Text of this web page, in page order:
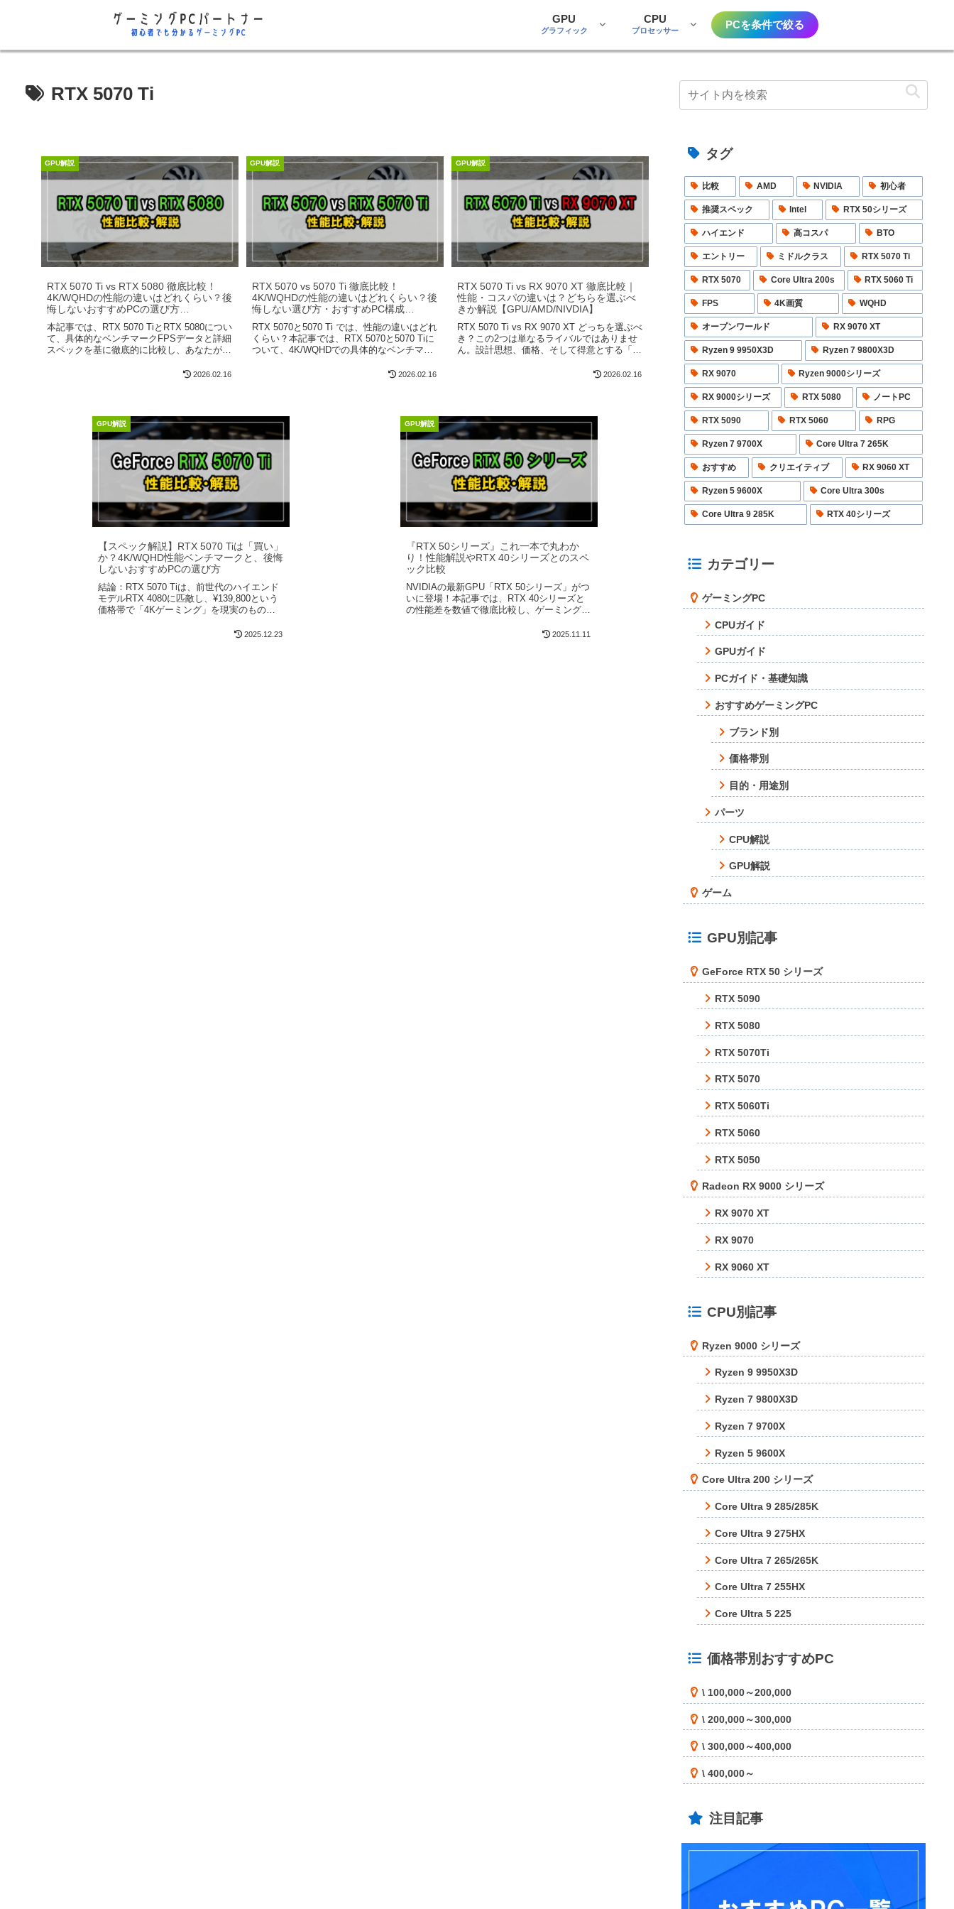
GPU
グラフィック
CPU
プロセッサー PCを条件で絞る
RTX 5070 Ti
GPU解説
RTX 5070 Ti vs RTX 5080 徹底比較！
4K/WQHDの性能の違いはどれくらい？後
悔しないおすすめPCの選び方
【GPU/NVIDIA】
本記事では、RTX 5070 TiとRTX 5080につい
て、具体的なベンチマークFPSデータと詳細
スペックを基に徹底的に比較し、あなたが求
どちらなのかを明確に解説します。2026.02.16
GPU解説
RTX 5070 vs 5070 Ti 徹底比較！
4K/WQHDの性能の違いはどれくらい？後
悔しない選び方・おすすめPC構成
【GPU/NVIDIA】
RTX 5070と5070 Ti では、性能の違いはどれ
くらい？本記事では、RTX 5070と5070 Tiに
ついて、4K/WQHDでの具体的なベンチマー
2026.02.16
GPU解説
RTX 5070 Ti vs RX 9070 XT 徹底比較｜
性能・コスパの違いは？どちらを選ぶべ
きか解説【GPU/AMD/NIVDIA】
RTX 5070 Ti vs RX 9070 XT どっちを選ぶべ
き？この2つは単なるライバルではありませ
ん。設計思想、価格、そして得意とする「最
2026.02.16
GPU解説
【スペック解説】RTX 5070 Tiは「買い」
か？4K/WQHD性能ベンチマークと、後悔
しないおすすめPCの選び方
結論：RTX 5070 Tiは、前世代のハイエンド
モデルRTX 4080に匹敵し、¥139,800という
価格帯で「4Kゲーミング」を現実のものと
2025.12.23
GPU解説
『RTX 50シリーズ』これ一本で丸わか
り！性能解説やRTX 40シリーズとのスペ
ック比較
NVIDIAの最新GPU「RTX 50シリーズ」がつ
いに登場！本記事では、RTX 40シリーズと
の性能差を数値で徹底比較し、ゲーミングや
2025.11.11
タグ
比較 AMD NVIDIA 初心者
推奨スペック Intel RTX 50シリーズ
ハイエンド 高コスパ BTO
エントリー ミドルクラス RTX 5070 Ti
RTX 5070 Core Ultra 200s RTX 5060 Ti
FPS 4K画質 WQHD
オープンワールド RX 9070 XT
Ryzen 9 9950X3D Ryzen 7 9800X3D
RX 9070 Ryzen 9000シリーズ
RX 9000シリーズ RTX 5080 ノートPC
RTX 5090 RTX 5060 RPG
Ryzen 7 9700X Core Ultra 7 265K
おすすめ クリエイティブ RX 9060 XT
Ryzen 5 9600X Core Ultra 300s
Core Ultra 9 285K RTX 40シリーズ
カテゴリー
ゲーミングPC
CPUガイド
GPUガイド
PCガイド・基礎知識
おすすめゲーミングPC
ブランド別
価格帯別
目的・用途別
パーツ
CPU解説
GPU解説
ゲーム
GPU別記事
GeForce RTX 50 シリーズ
RTX 5090
RTX 5080
RTX 5070Ti
RTX 5070
RTX 5060Ti
RTX 5060
RTX 5050
Radeon RX 9000 シリーズ
RX 9070 XT
RX 9070
RX 9060 XT
CPU別記事
Ryzen 9000 シリーズ
Ryzen 9 9950X3D
Ryzen 7 9800X3D
Ryzen 7 9700X
Ryzen 5 9600X
Core Ultra 200 シリーズ
Core Ultra 9 285/285K
Core Ultra 9 275HX
Core Ultra 7 265/265K
Core Ultra 7 255HX
Core Ultra 5 225
価格帯別おすすめPC
\ 100,000～200,000
\ 200,000～300,000
\ 300,000～400,000
\ 400,000～
注目記事